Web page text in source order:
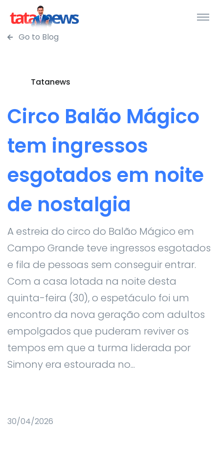
Go to Blog
Tatanews
Circo Balão Mágico
tem ingressos
esgotados em noite
de nostalgia
A estreia do circo do Balão Mágico em
Campo Grande teve ingressos esgotados
e fila de pessoas sem conseguir entrar.
Com a casa lotada na noite desta
quinta-feira (30), o espetáculo foi um
encontro da nova geração com adultos
empolgados que puderam reviver os
tempos em que a turma liderada por
Simony era estourada no...
30/04/2026